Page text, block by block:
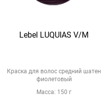
Lebel LUQUIAS V/M
Краска для волос средний шатен
фиолетовый
Масса: 150 г